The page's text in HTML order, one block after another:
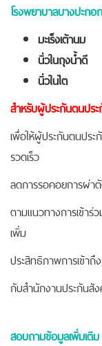
โรงพยาบาลบางปะก
มะเร็งเต้านม
นิ่วในถุงน้ำดี
นิ่วในไต
สำหรับผู้ประกันตนป
เพื่อให้ผู้ประกันตนประ
รวดเร็ว
ลดการรอคอยการผ่า
ตามแนวทางการเข้าร่
เพิ่ม
ประสิทธิภาพการเข้า
กับสำนักงานประกันสั
สอบถามข้อมูลเพิ่มเติม